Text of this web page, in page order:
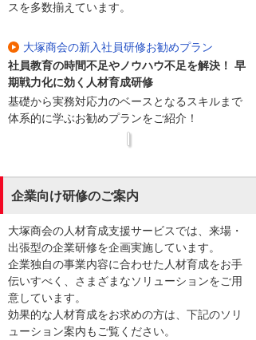
スを多数揃えています。
大塚商会の新入社員研修お勧めプラン
社員教育の時間不足やノウハウ不足を解決！ 早
期戦力化に効く人材育成研修
基礎から実務対応力のベースとなるスキルまで
体系的に学ぶお勧めプランをご紹介！
企業向け研修のご案内
大塚商会の人材育成支援サービスでは、来場・
出張型の企業研修を企画実施しています。
企業独自の事業内容に合わせた人材育成をお手
伝いすべく、さまざまなソリューションをご用
意しています。
効果的な人材育成をお求めの方は、下記のソリ
ューション案内もご覧ください。